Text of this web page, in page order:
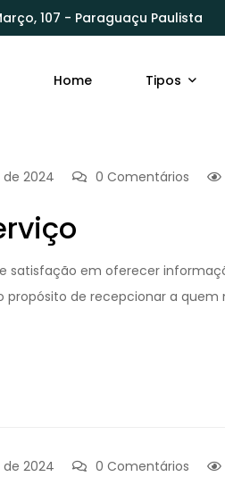
107 - Paraguaçu Paulista
Home Tipos
2024 0 Comentários
satisfação em oferecer
propósito de recepcionar a
2024 0 Comentários